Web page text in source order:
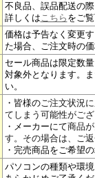
不良品、誤品配送の
詳しくはこちら をご
価格は予告なく変更
た場合、ご注文時の
セール商品は限定数
対象外となります。
い。
・皆様のご注文状況
てしまう可能性がご
・メーカーにて商品
す。その場合は、ご
・完売商品をご希望
パソコンの種類や環